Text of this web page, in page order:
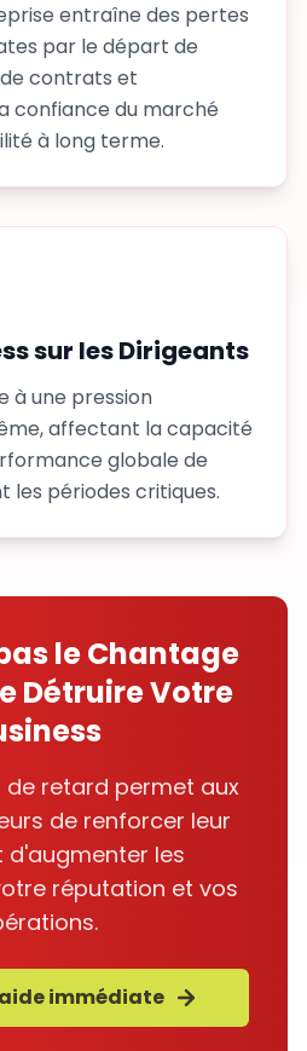
entraîne des pertes
par le départ de
contrats et
confiance du marché
à long terme.
sur les Dirigeants
à une pression
affectant la capacité
globale de
les périodes critiques.
le Chantage
Détruire Votre
retard permet aux
de renforcer leur
d'augmenter les
réputation et vos
immédiate